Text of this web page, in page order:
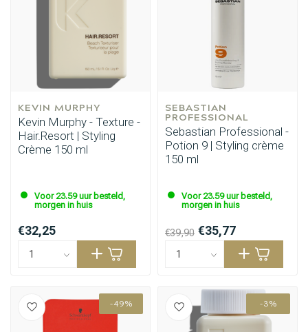
KEVIN MURPHY
Kevin Murphy - Texture -
Hair.Resort | Styling
Crème 150 ml
Voor 23.59 uur besteld,
morgen in huis
€32,25
SEBASTIAN
PROFESSIONAL
Sebastian Professional -
Potion 9 | Styling crème
150 ml
Voor 23.59 uur besteld,
morgen in huis
€39,90 €35,77
-49% -3%